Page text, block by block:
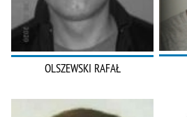
OLSZEWSKI RAFAŁ